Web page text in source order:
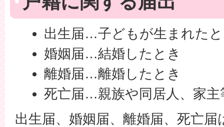
出生届…子どもが生まれた
婚姻届…結婚したとき
離婚届…離婚したとき
死亡届…親族や同居人、家
出生届、婚姻届、離婚届、死亡